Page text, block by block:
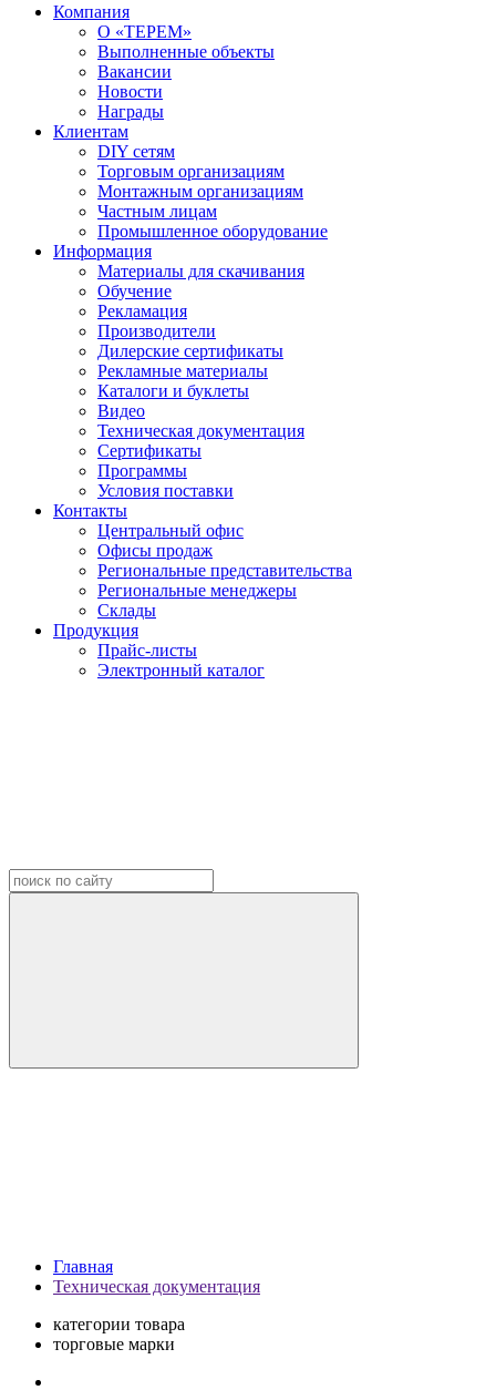
Компания
О «ТЕРЕМ»
Выполненные объекты
Вакансии
Новости
Награды
Клиентам
DIY сетям
Торговым организациям
Монтажным организациям
Частным лицам
Промышленное оборудование
Информация
Материалы для скачивания
Обучение
Рекламация
Производители
Дилерские сертификаты
Рекламные материалы
Каталоги и буклеты
Видео
Техническая документация
Сертификаты
Программы
Условия поставки
Контакты
Центральный офис
Офисы продаж
Региональные представительства
Региональные менеджеры
Склады
Продукция
Прайс-листы
Электронный каталог
Главная
Техническая документация
категории товара
торговые марки